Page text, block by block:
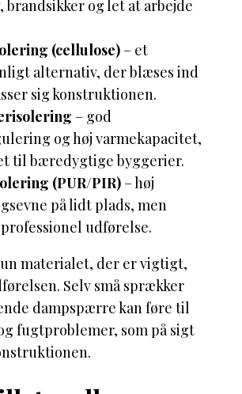
brandsikker og let at arbejde
(cellulose) – et
alternativ, der blæses ind
sig konstruktionen.
– god
og høj varmekapacitet,
til bæredygtige byggerier.
(PUR/PIR) – høj
på lidt plads, men
udførelse.
materialet, der er vigtigt,
Selv små sprækker
dampspærre kan føre til
fugtproblemer, som på sigt